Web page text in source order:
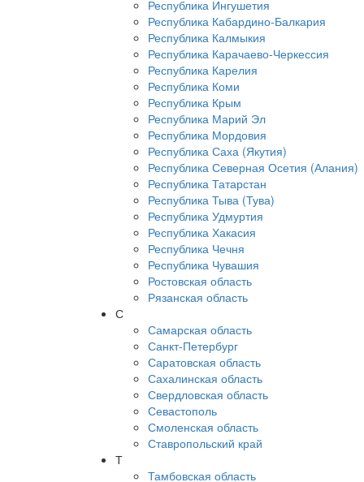
Республика Ингушетия
Республика Кабардино-Балкария
Республика Калмыкия
Республика Карачаево-Черкессия
Республика Карелия
Республика Коми
Республика Крым
Республика Марий Эл
Республика Мордовия
Республика Саха (Якутия)
Республика Северная Осетия (Алания)
Республика Татарстан
Республика Тыва (Тува)
Республика Удмуртия
Республика Хакасия
Республика Чечня
Республика Чувашия
Ростовская область
Рязанская область
С
Самарская область
Санкт-Петербург
Саратовская область
Сахалинская область
Свердловская область
Севастополь
Смоленская область
Ставропольский край
Т
Тамбовская область